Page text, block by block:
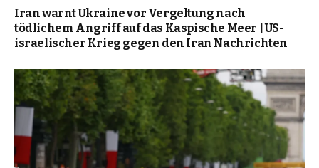
Iran warnt Ukraine vor Vergeltung nach
tödlichem Angriff auf das Kaspische Meer | US-
israelischer Krieg gegen den Iran Nachrichten